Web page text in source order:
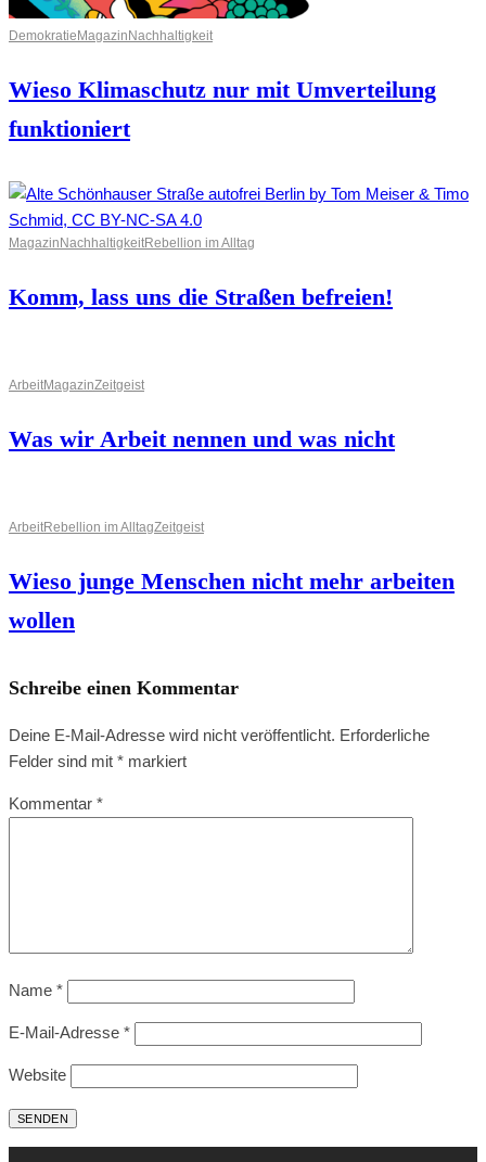
DemokratieMagazinNachhaltigkeit
Wieso Klimaschutz nur mit Umverteilung
funktioniert
MagazinNachhaltigkeitRebellion im Alltag
Komm, lass uns die Straßen befreien!
ArbeitMagazinZeitgeist
Was wir Arbeit nennen und was nicht
ArbeitRebellion im AlltagZeitgeist
Wieso junge Menschen nicht mehr arbeiten
wollen
Schreibe einen Kommentar
Deine E-Mail-Adresse wird nicht veröffentlicht. Erforderliche
Felder sind mit * markiert
Kommentar *
Name *
E-Mail-Adresse *
Website